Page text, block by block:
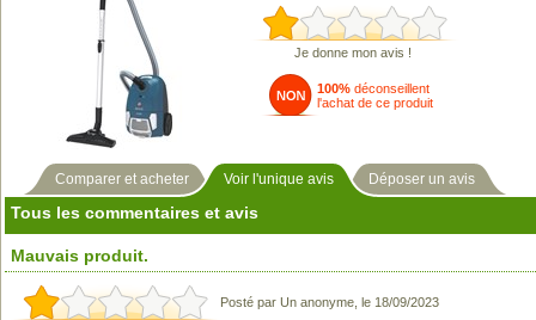
Je donne mon avis !
100% déconseillent
l'achat de ce produit
Comparer et acheter Voir l'unique avis Déposer un avis
Tous les commentaires et avis
Mauvais produit.
Posté par Un anonyme, le 18/09/2023